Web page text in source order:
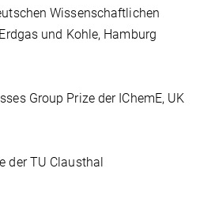
Wissenschaftlichen
und Kohle, Hamburg
Group Prize der IChemE, UK
der TU Clausthal